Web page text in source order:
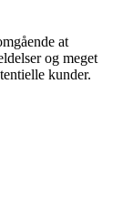
at
og meget
kunder.